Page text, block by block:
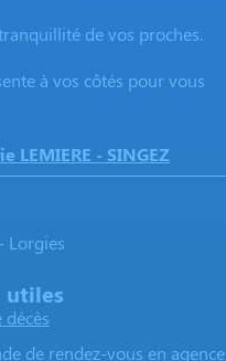
de vos proches.
à vos côtés pour vous
LEMIERE - SINGEZ
Lorgies
utiles
décès
de rendez-vous en agence